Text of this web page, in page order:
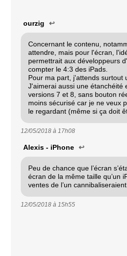
ourzig ↩
Concernant le contenu,
attendre, mais pour l'écran,
permettrait aux développeurs
compter le 4:3 des iPads.
Pour ma part, j'attends surtout
J'aimerai aussi une étanchéité
versions 7 et 8, sans bouton
moins sécurisé car je ne veux
le regardant (même si ça doit
12/05/2018 à 17h08
Alexis - iPhone ↩
Peu de chance que l’écran
écran de la même taille qu’un
ventes de l’un
12/05/2018 à 15h55